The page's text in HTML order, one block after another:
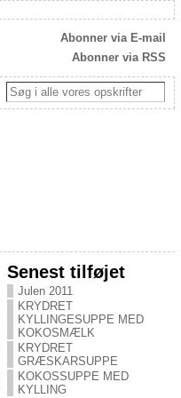
Abonner via E-mail
Abonner via RSS
Senest tilføjet
Julen 2011
KRYDRET
KYLLINGESUPPE MED
KOKOSMÆLK
KRYDRET
GRÆSKARSUPPE
KOKOSSUPPE MED
KYLLING